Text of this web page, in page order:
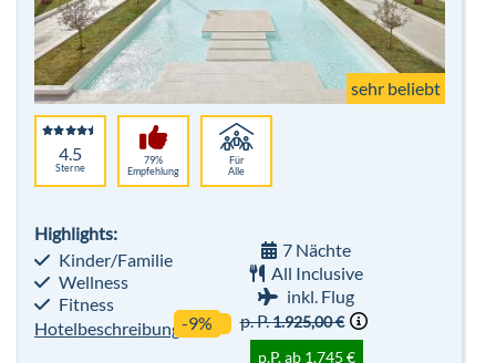
Highlights:
Kinder/Familie
Wellness
Fitness
Hotelbeschreibung
7 Nächte
All Inclusive
p. P.
Grecotels Amirandes
Griechenland, Kreta